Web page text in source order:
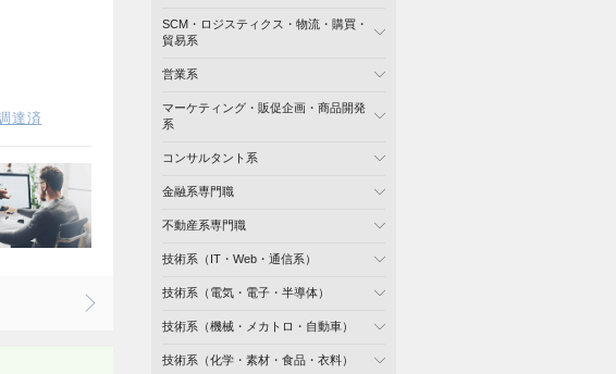
達済
SCM・ロジスティクス・物流・購買・
貿易系
営業系
マーケティング・販促企画・商品開発
系
コンサルタント系
金融系専門職
不動産系専門職
技術系（IT・Web・通信系）
技術系（電気・電子・半導体）
技術系（機械・メカトロ・自動車）
技術系（化学・素材・食品・衣料）